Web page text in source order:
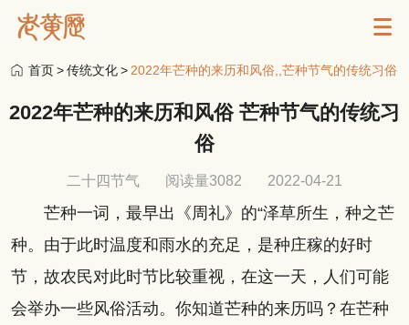
首页>传统文化> 2022年芒种的来历和风俗,,芒种节气的传统习俗
2022年芒种的来历和风俗 芒种节气的传统习
俗
二十四节气 阅读量3082 2022-04-21
芒种一词，最早出《周礼》的“泽草所生，种之芒
种。由于此时温度和雨水的充足，是种庄稼的好时
节，故农民对此时节比较重视，在这一天，人们可能
会举办一些风俗活动。你知道芒种的来历吗？在芒种